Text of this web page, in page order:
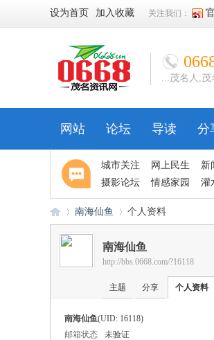
设为首页 加入收藏 关注我们：
...茂名人,茂
网站 论坛 导读 分
城市关注 网上民生
新
摄影论坛
情感家园 灌
›
南海仙鱼 个人资料
南海仙鱼
http://bbs.0668.com/?16118
主题 分享 个人资料
南海仙鱼(UID: 16118)
邮箱状态
未验证